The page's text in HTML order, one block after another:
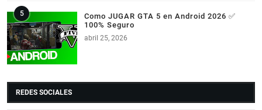
Como JUGAR GTA 5 en Android 2026 ✅
100% Seguro
abril 25, 2026
REDES SOCIALES